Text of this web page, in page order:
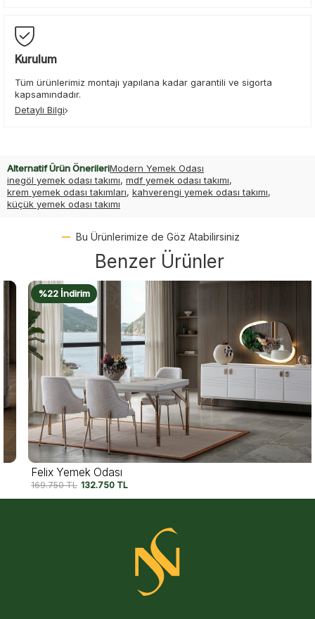
Kurulum
Tüm ürünlerimiz montajı yapılana kadar garantili ve sigorta
kapsamındadır.
Detaylı Bilgi
Alternatif Ürün ÖnerileriModern Yemek Odası
inegöl yemek odası takımı, mdf yemek odası takımı,
krem yemek odası takımları, kahverengi yemek odası takımı,
küçük yemek odası takımı
Bu Ürünlerimize de Göz Atabilirsiniz
Benzer Ürünler
%22 İndirim
Felix Yemek Odası
169.750TL 132.750TL